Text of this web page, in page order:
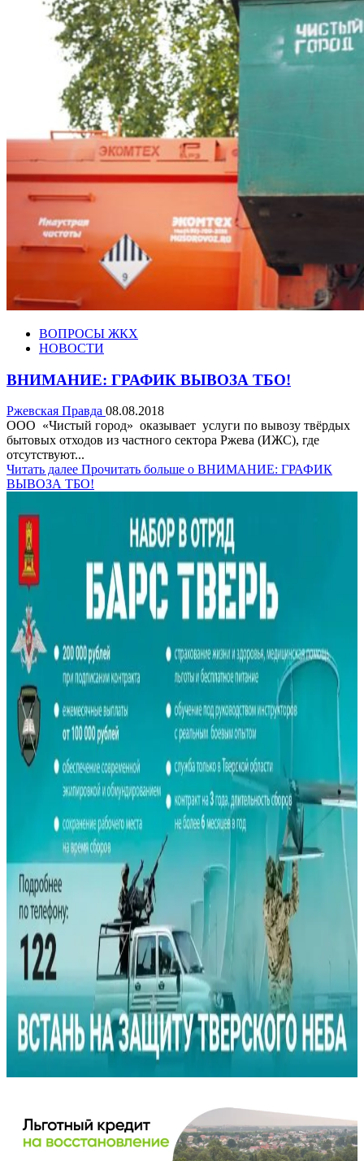
ВОПРОСЫ ЖКХ
НОВОСТИ
ВНИМАНИЕ: ГРАФИК ВЫВОЗА ТБО!
Ржевская Правда 08.08.2018
ООО «Чистый город» оказывает услуги по вывозу твёрдых
бытовых отходов из частного сектора Ржева (ИЖС), где
отсутствуют...
Читать далее Прочитать больше о ВНИМАНИЕ: ГРАФИК
ВЫВОЗА ТБО!